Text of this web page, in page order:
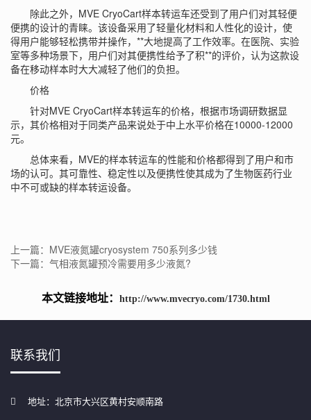
除此之外，MVE CryoCart样本转运车还受到了用户们对其轻便
便携的设计的青睐。该设备采用了轻量化材料和人性化的设计，使
得用户能够轻松携带并操作，**大地提高了工作效率。在医院、实验
室等多种场景下，用户们对其便携性给予了积**的评价，认为这款设
备在移动样本时大大减轻了他们的负担。
价格
针对MVE CryoCart样本转运车的价格，根据市场调研数据显
示，其价格相对于同类产品来说处于中上水平价格在10000-12000
元。
总体来看，MVE的样本转运车的性能和价格都得到了用户和市
场的认可。其可靠性、稳定性以及便携性使其成为了生物医药行业
中不可或缺的样本转运设备。
上一篇：MVE液氮罐cryosystem 750系列多少钱
下一篇：气相液氮罐预冷需要用多少液氮?
本文链接地址： http://www.mvecryo.com/1730.html
联系我们
地址：北京市大兴区黄村安顺南路